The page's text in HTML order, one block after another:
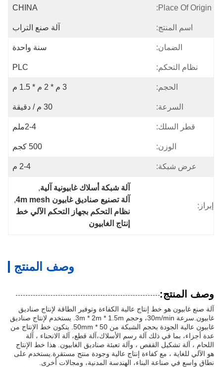
Place Of Origin:
CHINA
اسم المنتج: آلة صنع التراب
الضمان: سنة واحدة
نظام التحكم: PLC
الحجم: 3 م * 2 م * 1.5 م
السرعة: 30 م / دقيقة
قطر السلك: 2-4ملم
الوزن: 500 كجم
عرض شبكة: 2-4 م
إبراز:
آلة شبكة أسلاك غابيونية آلية,
آلة تصنيع صناديق غابيون 4m mesh
,
نظام التحكم بجهاز التحكم الآلي خط
إنتاج الغابيون
وصف المنتج
وصف المنتج:
آلة صنع غابيون هو خط إنتاج عالية الكفاءة وتوفير الطاقة لإنتاج صناديق
غابيون.سرعة 30m/min، وحجم 3m * 2m * 1.5m. يستخدم لإنتاج صناديق
غابيون عالية الجودة بحجم الشبكة من 50 * 50mm. يتكون خط الإنتاج من
عدة أجزاء، بما في ذلك آلة رسم الأسلاك،آلة قطع، آلة الانحناء ، آلة
اللحام ، آلة تشكيل القفص ، وآلة تعبئة صناديق الغابيون. هذا خط الإنتاج
هو الآلي للغاية ، مع كفاءة إنتاج عالية وجودة منتج مستقرة.يستخدم على
نطاق واسع في صناعة البناء، الهندسة المدنية، ومجالات أخرى.